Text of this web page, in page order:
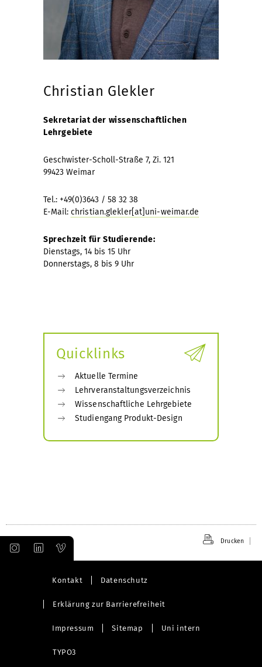
Christian Glekler
Sekretariat der wissenschaftlichen
Lehrgebiete
Geschwister-Scholl-Straße 7, Zi. 121
99423 Weimar
Tel.: +49(0)3643 / 58 32 38
E-Mail: christian.glekler[at]uni-weimar.de
Sprechzeit für Studierende:
Dienstags, 14 bis 15 Uhr
Donnerstags, 8 bis 9 Uhr
Quicklinks
Aktuelle Termine
Lehrveranstaltungsverzeichnis
Wissenschaftliche Lehrgebiete
Studiengang Produkt-Design
Drucken
Kontakt Datenschutz
Erklärung zur Barrierefreiheit
Impressum Sitemap Uni intern
TYPO3